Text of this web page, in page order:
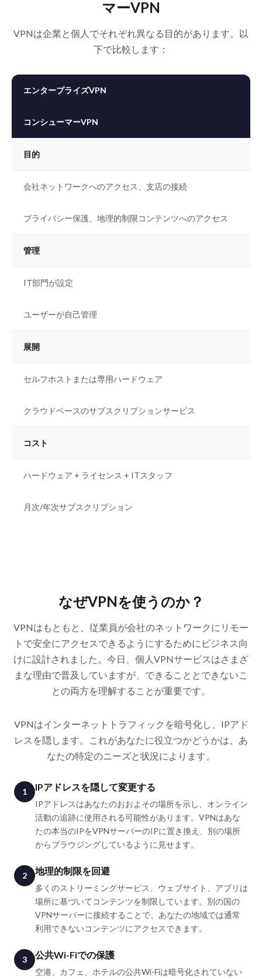
マーVPN
VPNは企業と個人でそれぞれ異なる目的があります。以
下で比較します：
エンタープライズVPN
コンシューマーVPN
目的
会社ネットワークへのアクセス、支店の接続
プライバシー保護、地理的制限コンテンツへのアクセス
管理
IT部門が設定
ユーザーが自己管理
展開
セルフホストまたは専用ハードウェア
クラウドベースのサブスクリプションサービス
コスト
ハードウェア + ライセンス + ITスタッフ
月次/年次サブスクリプション
なぜVPNを使うのか？
VPNはもともと、従業員が会社のネットワークにリモー
トで安全にアクセスできるようにするためにビジネス向
けに設計されました。今日、個人VPNサービスはさまざ
まな理由で普及していますが、できることとできないこ
との両方を理解することが重要です。
VPNはインターネットトラフィックを暗号化し、IPアド
レスを隠します。これがあなたに役立つかどうかは、あ
なたの特定のニーズと状況によります。
1 IPアドレスを隠して変更する
IPアドレスはあなたのおおよその場所を示し、オンライン
活動の追跡に使用される可能性があります。VPNはあな
たの本当のIPをVPNサーバーのIPに置き換え、別の場所
からブラウジングしているように見せます。
2 地理的制限を回避
多くのストリーミングサービス、ウェブサイト、アプリは
場所に基づいてコンテンツを制限しています。別の国の
VPNサーバーに接続することで、あなたの地域では通常
利用できないコンテンツにアクセスできます。
3 公共Wi-Fiでの保護
空港、カフェ、ホテルの公共Wi-Fiは暗号化されていない